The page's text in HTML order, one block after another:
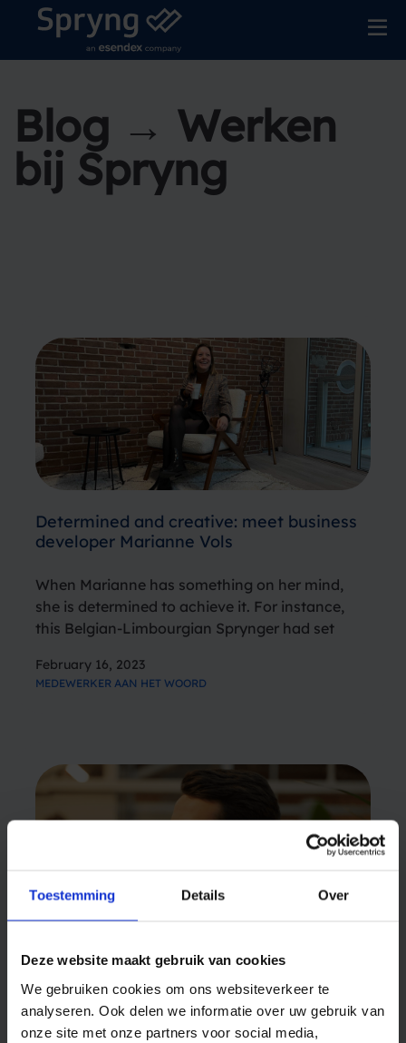
Toestemming Details Over
Deze website maakt gebruik van cookies
We gebruiken cookies om ons websiteverkeer te
analyseren. Ook delen we informatie over uw gebruik van
onze site met onze partners voor social media,
Blog → Werken
bij Spryng
Determined and creative: meet business
developer Marianne Vols
When Marianne has something on her mind,
she is determined to achieve it. For instance,
this Belgian-Limbourgian Sprynger had set
before her 27th birthday. The day after her 27th
February 16, 2023
MEDEWERKER AAN HET WOORD
mornings, until I started working at
Spryng.”
Business Development Manager Nicolas